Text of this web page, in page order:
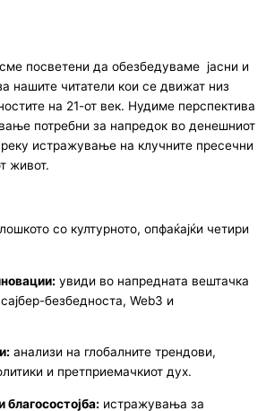
сме посветени да обезбедуваме јасни и
нашите читатели кои се движат низ
на 21-от век. Нудиме перспектива
потребни за напредок во денешниот
истражување на клучните пресечни
живот.
со културното, опфаќајќи четири
увиди во напредната вештачка
безбедноста, Web3 и
анализи на глобалните трендови,
и претприемачкиот дух.
истражувања за